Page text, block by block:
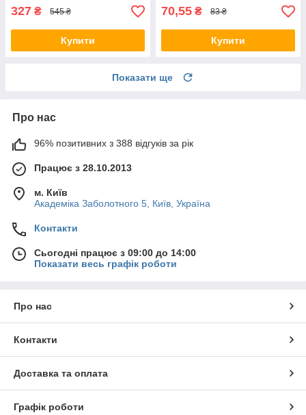
327 ₴ 545 ₴
Купити
70,55 ₴ 83 ₴
Купити
Показати ще
Про нас
96% позитивних з 388 відгуків за рік
Працює з 28.10.2013
м. Київ
Академіка Заболотного 5, Київ, Україна
Контакти
Сьогодні працює з 09:00 до 14:00
Показати весь графік роботи
Про нас
Контакти
Доставка та оплата
Графік роботи